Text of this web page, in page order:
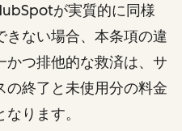
が実質的に同様
きない場合、本条項の違
かつ排他的な救済は、サ
の終了と未使用分の料金
ります。